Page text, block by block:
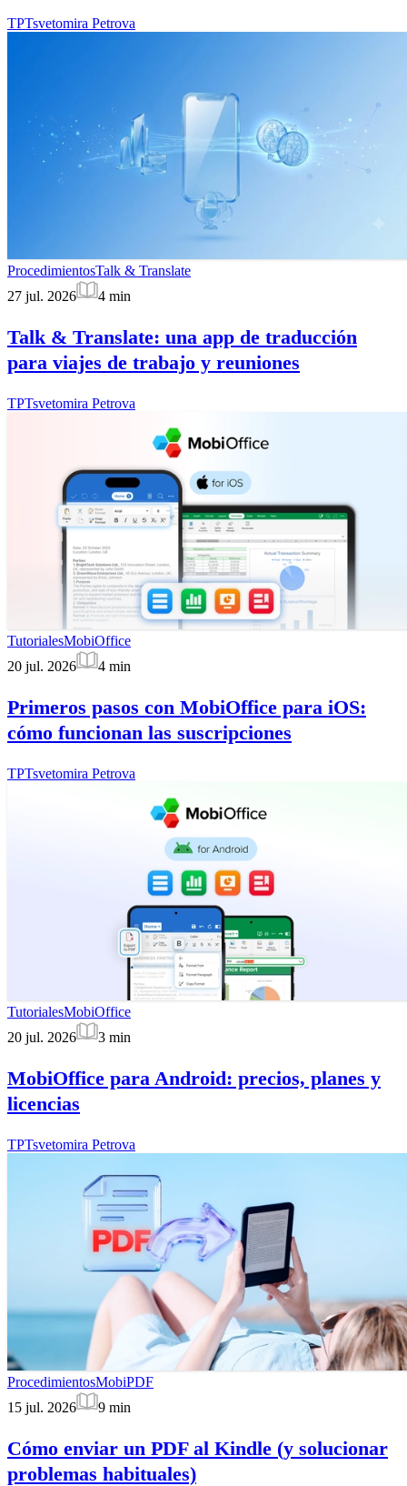
TPTsvetomira Petrova
ProcedimientosTalk & Translate
27 jul. 2026
4 min
Talk & Translate: una app de traducción
para viajes de trabajo y reuniones
TPTsvetomira Petrova
TutorialesMobiOffice
20 jul. 2026
4 min
Primeros pasos con MobiOffice para iOS:
cómo funcionan las suscripciones
TPTsvetomira Petrova
TutorialesMobiOffice
20 jul. 2026
3 min
MobiOffice para Android: precios, planes y
licencias
TPTsvetomira Petrova
ProcedimientosMobiPDF
15 jul. 2026
9 min
Cómo enviar un PDF al Kindle (y solucionar
problemas habituales)